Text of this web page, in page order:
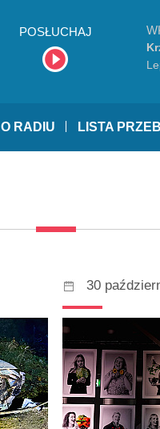
POSŁUCHAJ
O RADIU LISTA
30